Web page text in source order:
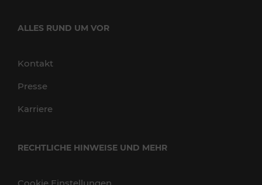
ALLES RUND UM VOR
Kontakt
Presse
Karriere
RECHTLICHE HINWEISE UND MEHR